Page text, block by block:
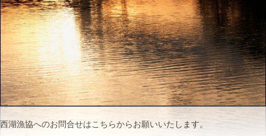
西湖漁協へのお問合せはこちらからお願いいたします。